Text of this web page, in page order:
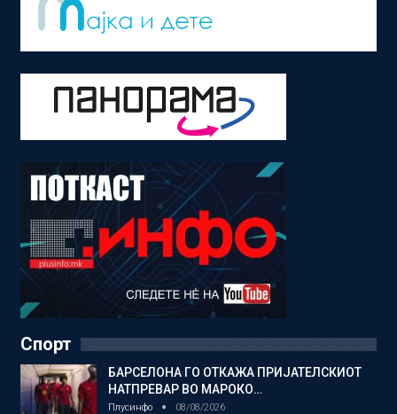
Спорт
БАРСЕЛОНА ГО ОТКАЖА ПРИЈАТЕЛСКИОТ
НАТПРЕВАР ВО МАРОКО…
Плусинфо 08/08/2026